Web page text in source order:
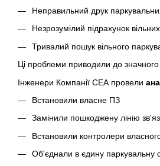
Неправильний друк
Незрозумілий підрахунок
Тривалий пошук вільного
Ці проблеми приводили до значного
Інженери Компанії СЕА провели
Встановили власне ПЗ
Замінили пошкоджену лінію
Встановили контролери
Об'єднали в єдину паркувальну